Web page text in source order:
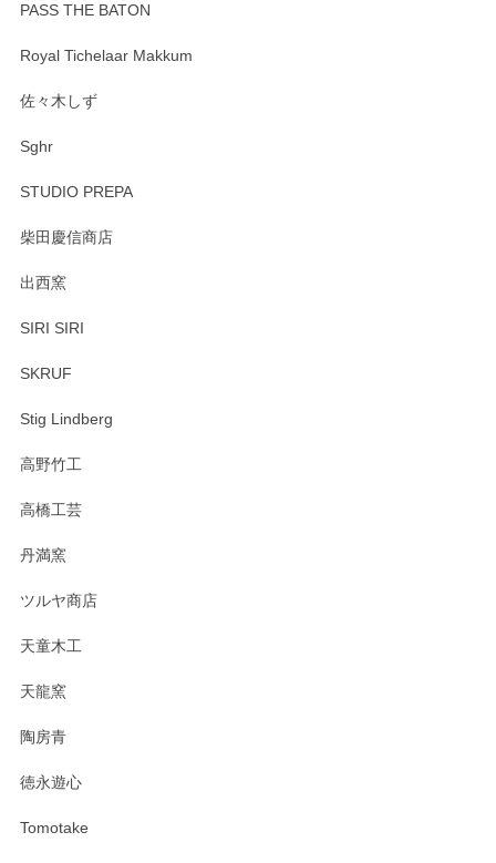
PASS THE BATON
Royal Tichelaar Makkum
佐々木しず
Sghr
STUDIO PREPA
柴田慶信商店
出西窯
SIRI SIRI
SKRUF
Stig Lindberg
高野竹工
高橋工芸
丹満窯
ツルヤ商店
天童木工
天龍窯
陶房青
徳永遊心
Tomotake